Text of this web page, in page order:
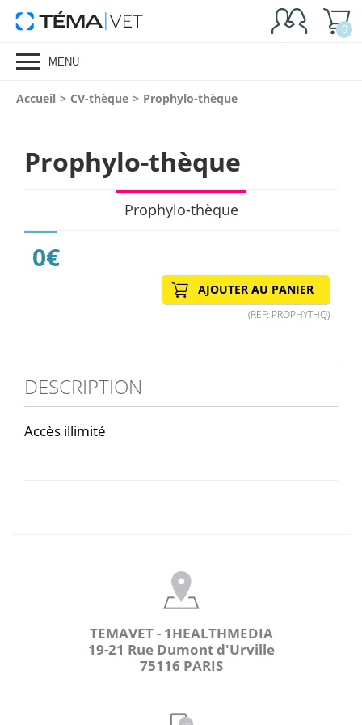
0
MENU
Vous
Accueil > CV-thèque > Prophylo-thèque
Prophylo-thèque
Prophylo-thèque
0€
(REF: PROPHYTHQ)
DESCRIPTION
Accès illimité
TEMAVET - 1HEALTHMEDIA
19-21 Rue Dumont d'Urville
75116 PARIS